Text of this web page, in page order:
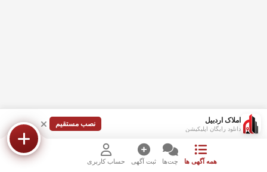
املاک اردبیل
دانلود رایگان اپلیکیشن
نصب مستقیم
همه آگهی ها چت‌ها ثبت آگهی حساب کاربری